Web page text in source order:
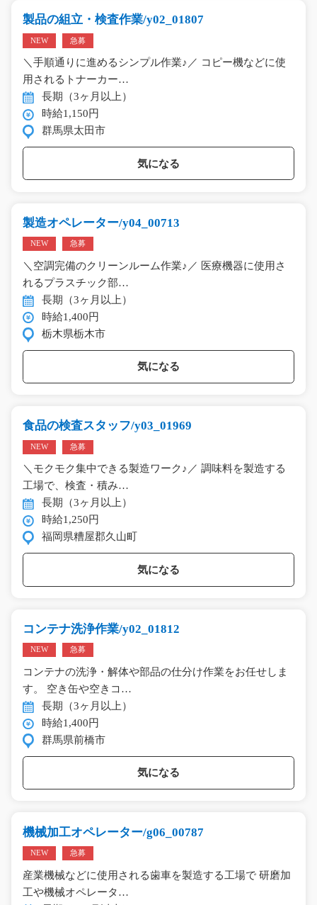
製品の組立・検査作業/y02_01807
NEW 急募
＼手順通りに進めるシンプル作業♪／ コピー機などに使
用されるトナーカー…
長期（3ヶ月以上）
時給1,150円
群馬県太田市
気になる
製造オペレーター/y04_00713
NEW 急募
＼空調完備のクリーンルーム作業♪／ 医療機器に使用さ
れるプラスチック部…
長期（3ヶ月以上）
時給1,400円
栃木県栃木市
気になる
食品の検査スタッフ/y03_01969
NEW 急募
＼モクモク集中できる製造ワーク♪／ 調味料を製造する
工場で、検査・積み…
長期（3ヶ月以上）
時給1,250円
福岡県糟屋郡久山町
気になる
コンテナ洗浄作業/y02_01812
NEW 急募
コンテナの洗浄・解体や部品の仕分け作業をお任せしま
す。 空き缶や空きコ…
長期（3ヶ月以上）
時給1,400円
群馬県前橋市
気になる
機械加工オペレーター/g06_00787
NEW 急募
産業機械などに使用される歯車を製造する工場で 研磨加
工や機械オペレータ…